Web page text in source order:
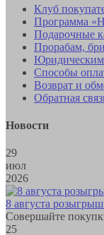
Клуб
Программа
Подарочные
Прорабам,
Способы
Возврат и
Обратная
Новости
29
июл
2026
8 августа розыгрыш
Совершайте
25